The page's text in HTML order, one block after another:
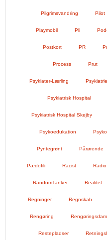
Pilgrimsvandring Pilot
Playmobil Pli
Postkort PR
Process Prut
Psykiater-Lærling
Psykiatrisk Hospital
Psykiatrisk Hospital Skejby
Psykoedukation
Pyntegrønt Pårørende
Pædofili Racist Radio
RandomTanker Realitet
Regninger Regnskab
Rengøring
Restepladser